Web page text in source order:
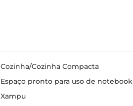
Cozinha/Cozinha Compacta
Espaço pronto para uso de notebook
Xampu